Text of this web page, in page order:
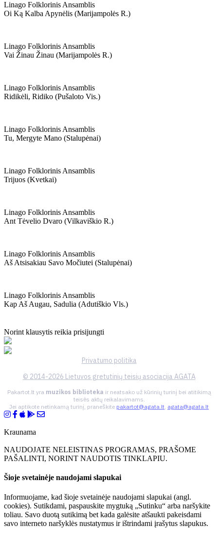
Linago Folklorinis Ansamblis
Oi Ką Kalba Apynėlis (marijampolės R.)
Linago Folklorinis Ansamblis
Vai Žinau Žinau (marijampolės R.)
Linago Folklorinis Ansamblis
Ridikėli, Ridiko (pušaloto Vis.)
Linago Folklorinis Ansamblis
Tu, Mergyte Mano (stalupėnai)
Linago Folklorinis Ansamblis
Trijuos (kvetkai)
Linago Folklorinis Ansamblis
Ant Tėvelio Dvaro (vilkaviškio R.)
Linago Folklorinis Ansamblis
Aš Atsisakiau Savo Močiutei (stalupėnai)
Linago Folklorinis Ansamblis
Kap Aš Augau, Sadulia (adutiškio Vls.)
Norint klausytis reikia prisijungti
Privatumo politika
© 2014-2026 Lietuvos gretutinių teisių asociacija AGATA
Pakartot.lt yra muzikos biblioteka ir neatsako už kūrinių turinį bei atitikimą
teisės aktų reikalavimams.
Jei aptikote netinkamą turinį, praneškite pakartot@agata.lt, agata@agata.lt
Kraunama
NAUDOJATE NELEISTINAS PROGRAMAS, PRAŠOME
PAŠALINTI, NORINT NAUDOTIS TINKLAPIU.
Šioje svetainėje naudojami slapukai
Informuojame, kad šioje svetainėje naudojami slapukai (angl.
cookies). Sutikdami, paspauskite mygtuką „Sutinku“ arba naršykite
toliau. Savo duotą sutikimą bet kada galėsite atšaukti pakeisdami
savo interneto naršyklės nustatymus ir ištrindami įrašytus slapukus.